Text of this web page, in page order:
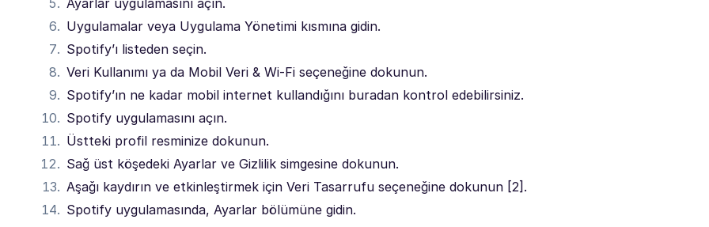
Uygulamalar veya Uygulama Yönetimi kısmına gidin.
Spotify’ı listeden seçin.
Veri Kullanımı ya da Mobil Veri & Wi-Fi seçeneğine dokunun.
Spotify’ın ne kadar mobil internet kullandığını buradan kontrol edebilirsiniz.
Spotify uygulamasını açın.
Üstteki profil resminize dokunun.
Sağ üst köşedeki Ayarlar ve Gizlilik simgesine dokunun.
Aşağı kaydırın ve etkinleştirmek için Veri Tasarrufu seçeneğine dokunun [2].
Spotify uygulamasında, Ayarlar bölümüne gidin.